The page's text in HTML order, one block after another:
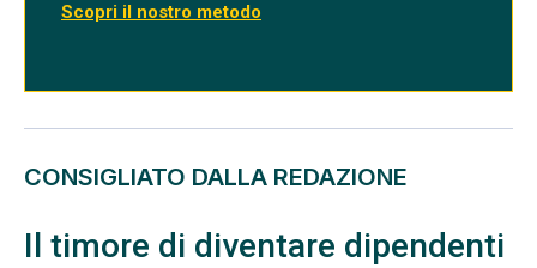
Scopri il nostro metodo
CONSIGLIATO DALLA REDAZIONE
Il timore di diventare dipendenti